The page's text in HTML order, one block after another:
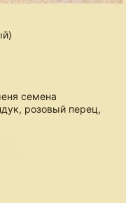
семена
розовый перец,